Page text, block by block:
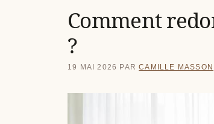
Comment
?
19 MAI 2026 PARCAMILLE MASSON